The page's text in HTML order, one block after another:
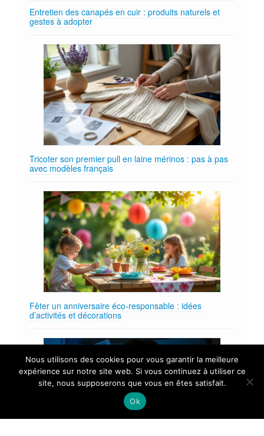
Entretien des canapés en cuir : produits naturels et
gestes à adopter
Tricoter son premier pull en laine mérinos : pas à pas
avec modèles français
Fêter un anniversaire éco‑responsable : idées
d’activités et décorations
Nous utilisons des cookies pour vous garantir la meilleure
expérience sur notre site web. Si vous continuez à utiliser ce
site, nous supposerons que vous en êtes satisfait.
Ok